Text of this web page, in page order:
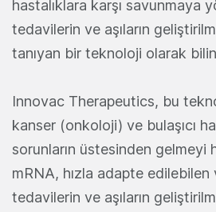
hastalıklara karşı savunmaya
tedavilerin ve aşıların
tanıyan bir teknoloji olarak
Innovac Therapeutics, bu
kanser (onkoloji) ve bulaşıcı
sorunların üstesinden gelmeyi
mRNA, hızla adapte
tedavilerin ve aşıların